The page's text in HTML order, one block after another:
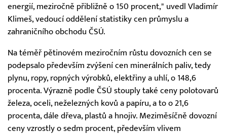
energií, meziročně přibližně o 150 procent," uvedl Vladimír
Klimeš, vedoucí oddělení statistiky cen průmyslu a
zahraničního obchodu ČSÚ.
Na téměř pětinovém meziročním růstu dovozních cen se
podepsalo především zvýšení cen minerálních paliv, tedy
plynu, ropy, ropných výrobků, elektřiny a uhlí, o 148,6
procenta. Výrazně podle ČSÚ stouply také ceny polotovarů
železa, oceli, neželezných kovů a papíru, a to o 21,6
procenta, dále dřeva, plastů a hnojiv. Meziměsíčně dovozní
ceny vzrostly o sedm procent, především vlivem